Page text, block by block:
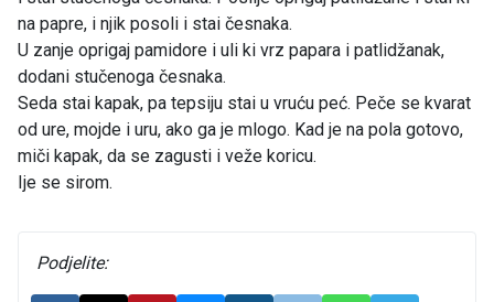
na papre, i njik posoli i stai česnaka.
U zanje oprigaj pamidore i uli ki vrz papara i patlidžanak,
dodani stučenoga česnaka.
Seda stai kapak, pa tepsiju stai u vruću peć. Peče se kvarat
od ure, mojde i uru, ako ga je mlogo. Kad je na pola gotovo,
miči kapak, da se zagusti i veže koricu.
Ije se sirom.
Podjelite: